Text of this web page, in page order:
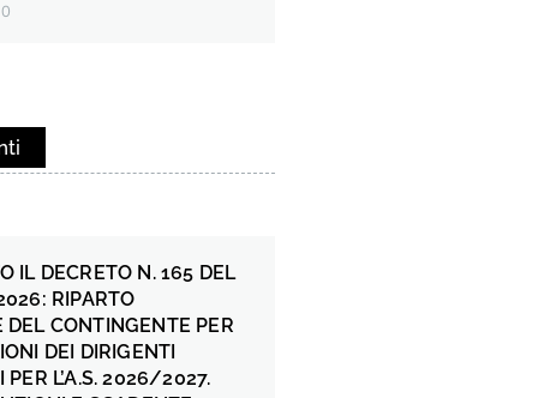
IL DECRETO N. 165 DEL
RIPARTO
DEL CONTINGENTE PER
DEI DIRIGENTI
PER L’A.S. 2026/2027.